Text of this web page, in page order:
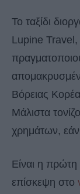
Το ταξίδι
Lupine Travel,
Βόρειας
Μάλιστα
χρημάτων,
Είναι η
επίσκεψη στο